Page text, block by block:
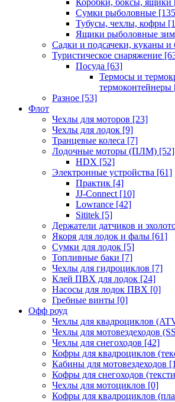
Коробки, боксы, ящики
Сумки рыболовные
Тубусы, чехлы, кофры
Ящики рыболовные
Садки и подсачеки, куканы и
Туристическое снаряжение
Посуда [63]
Термосы и
термоконтейнеры
Разное [53]
Флот
Чехлы для моторов [23]
Чехлы для лодок [9]
Транцевые колеса [7]
Лодочные моторы (ПЛМ) [52]
HDX [52]
Электронные устройства [61]
Практик [4]
JJ-Connect [10]
Lowrance [42]
Sititek [5]
Держатели датчиков и
Якоря для лодок и фалы [61]
Сумки для лодок [5]
Топливные баки [7]
Чехлы для гидроциклов [7]
Клей ПВХ для лодок [24]
Насосы для лодок ПВХ [0]
Гребные винты [0]
Офф роуд
Чехлы для квадроциклов
Чехлы для мотовездеходов
Чехлы для снегоходов [42]
Кофры для квадроциклов
Кабины для мотовездеходов
Кофры для снегоходов
Чехлы для мотоциклов [0]
Кофры для квадроциклов